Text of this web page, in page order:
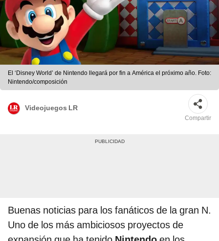
El ‘Disney World’ de Nintendo llegará por fin a América el próximo año. Foto:
Nintendo/composición
Videojuegos LR
Compartir
Buenas noticias para los fanáticos de la gran N.
Uno de los más ambiciosos proyectos de